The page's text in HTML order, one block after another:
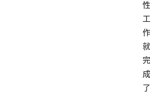
性
工
作
就
完
成
了